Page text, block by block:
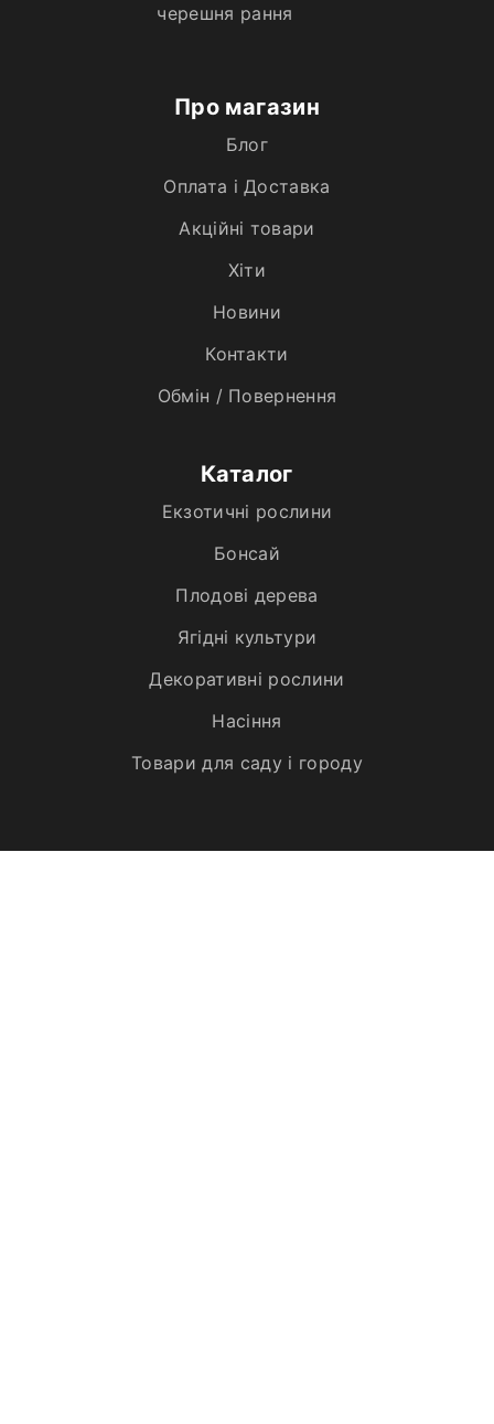
черешня рання
Про магазин
Блог
Оплата і Доставка
Акційні товари
Хiти
Новини
Контакти
Обмін / Повернення
Каталог
Екзотичні рослини
Бонсай
Плодові дерева
Ягідні культури
Декоративні рослини
Насіння
Товари для саду і городу